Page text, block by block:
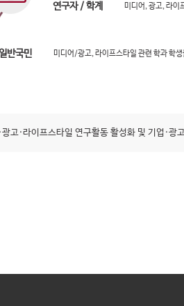
연구자 / 학계 미디어, 광고, 라이
일반국민 미디어/광고, 라이프스타일 관련 학과 학
고·라이프스타일 연구활동 활성화 및 기업·광